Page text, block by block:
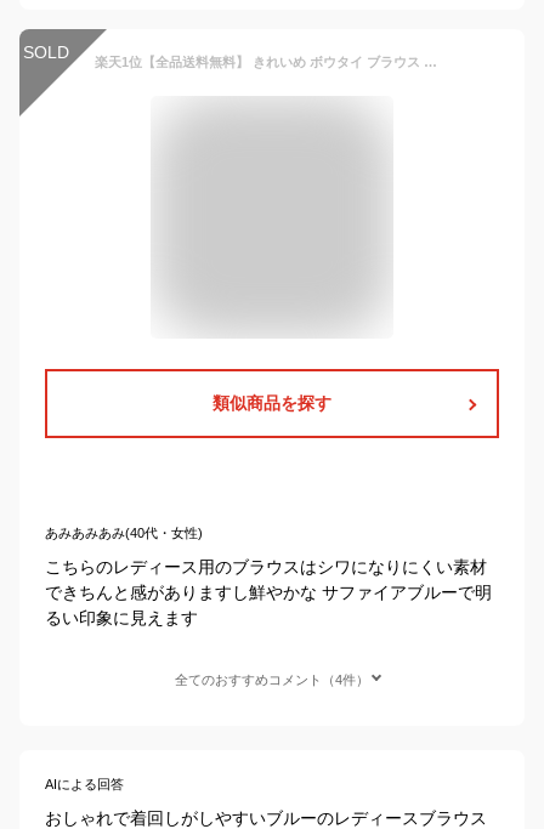
SOLD 楽天1位【全品送料無料】 きれいめ ボウタイ ブラウス オフィスカジュアル ボウタイブラウス リボン シフォン 長袖 シャツ フォーマル トップス スキッパー スカーフカラー 大きいサイズ 通勤 仕事 春夏 秋 春 冬 夏 ブラウス レディース オフィスカジュアル レディース
類似商品を探す
あみあみあみ(40代・女性)
こちらのレディース用のブラウスはシワになりにくい素材
できちんと感がありますし鮮やかな サファイアブルーで明
るい印象に見えます
全てのおすすめコメント（4件）
AIによる回答
おしゃれで着回しがしやすいブルーのレディースブラウス